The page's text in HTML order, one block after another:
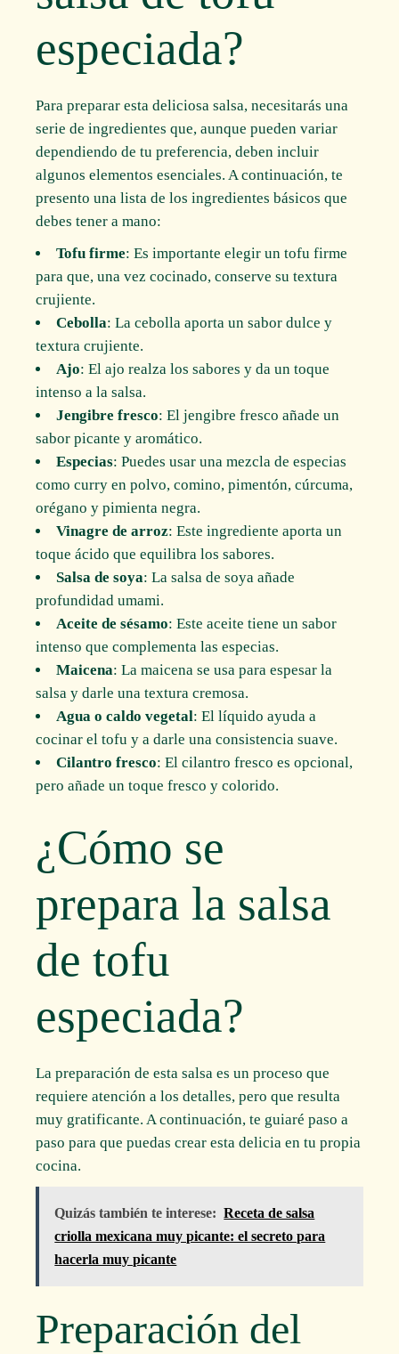
especiada?
Para preparar esta deliciosa salsa, necesitarás una
serie de ingredientes que, aunque pueden variar
dependiendo de tu preferencia, deben incluir
algunos elementos esenciales. A continuación, te
presento una lista de los ingredientes básicos que
debes tener a mano:
Tofu firme: Es importante elegir un tofu firme
para que, una vez cocinado, conserve su textura
crujiente.
Cebolla: La cebolla aporta un sabor dulce y
textura crujiente.
Ajo: El ajo realza los sabores y da un toque
intenso a la salsa.
Jengibre fresco: El jengibre fresco añade un
sabor picante y aromático.
Especias: Puedes usar una mezcla de especias
como curry en polvo, comino, pimentón, cúrcuma,
orégano y pimienta negra.
Vinagre de arroz: Este ingrediente aporta un
toque ácido que equilibra los sabores.
Salsa de soya: La salsa de soya añade
profundidad umami.
Aceite de sésamo: Este aceite tiene un sabor
intenso que complementa las especias.
Maicena: La maicena se usa para espesar la
salsa y darle una textura cremosa.
Agua o caldo vegetal: El líquido ayuda a
cocinar el tofu y a darle una consistencia suave.
Cilantro fresco: El cilantro fresco es opcional,
pero añade un toque fresco y colorido.
¿Cómo se
prepara la salsa
de tofu
especiada?
La preparación de esta salsa es un proceso que
requiere atención a los detalles, pero que resulta
muy gratificante. A continuación, te guiaré paso a
paso para que puedas crear esta delicia en tu propia
cocina.
Quizás también te interese: Receta de salsa
criolla mexicana muy picante: el secreto para
hacerla muy picante
Preparación del